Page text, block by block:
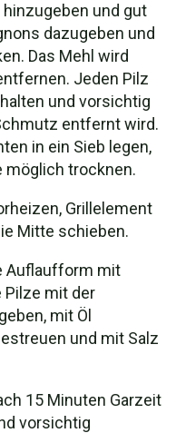
und gut
dazugeben und
Das Mehl wird
Jeden Pilz
und vorsichtig
entfernt wird.
in ein Sieb legen,
möglich trocknen.
Grillelement
Mitte schieben.
Auflaufform mit
mit der
mit Öl
und mit Salz
15 Minuten Garzeit
vorsichtig